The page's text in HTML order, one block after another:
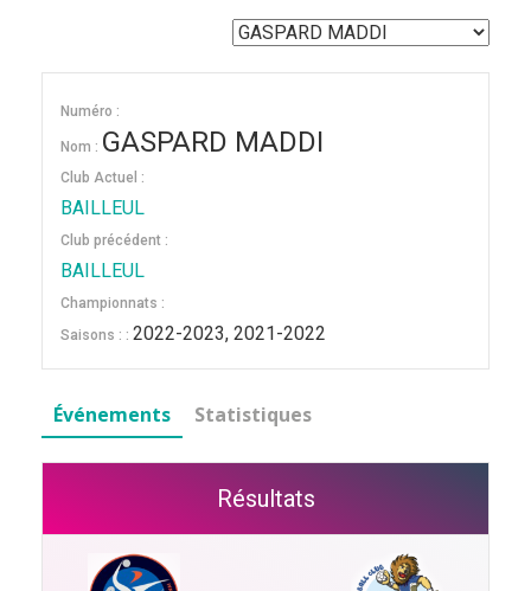
Numéro :
Nom : GASPARD MADDI
Club Actuel :
BAILLEUL
Club précédent :
BAILLEUL
Championnats :
Saisons : : 2022-2023, 2021-2022
Événements Statistiques
Résultats